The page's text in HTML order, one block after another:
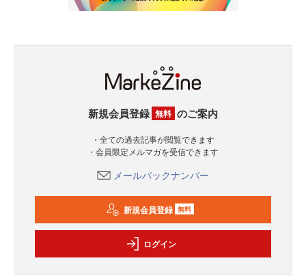
新規会員登録 無料 のご案内
・全ての過去記事が閲覧できます
・会員限定メルマガを受信できます
メールバックナンバー
新規会員登録 無料
ログイン